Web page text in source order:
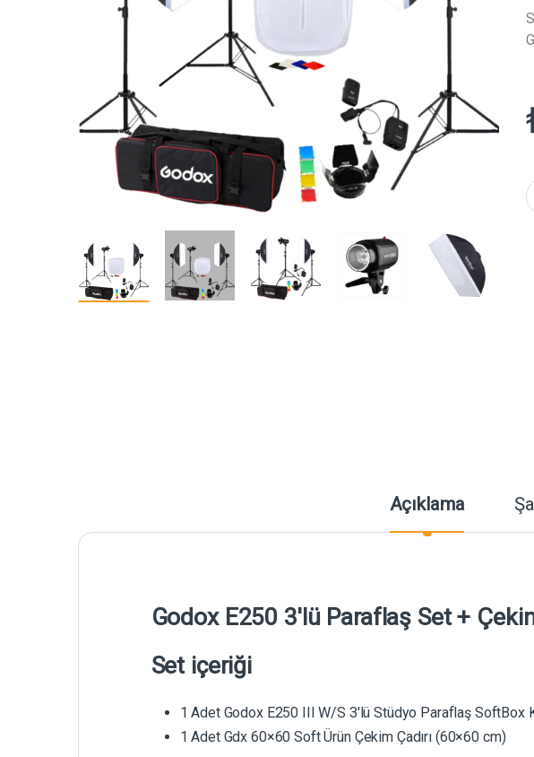
Açıklama
Godox E250 3'lü Paraflaş Set +
Set içeriği
1 Adet Godox E250 III W/S 3'lü Stüdyo Paraflaş SoftBox
1 Adet Gdx 60×60 Soft Ürün Çekim Çadırı (60×60 cm)